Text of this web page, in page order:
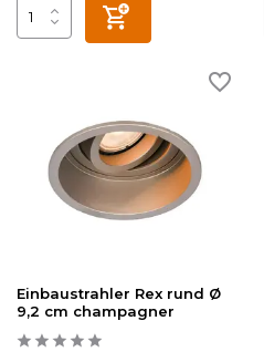
Einbaustrahler Rex rund Ø
9,2 cm champagner